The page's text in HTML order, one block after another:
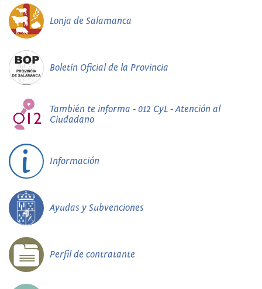
Lonja de Salamanca
Boletín Oficial de la Provincia
También te informa - 012 CyL - Atención al
Ciudadano
Información
Ayudas y Subvenciones
Perfil de contratante